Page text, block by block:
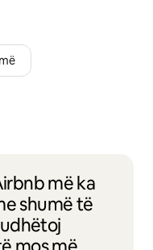
më ka
shumë të